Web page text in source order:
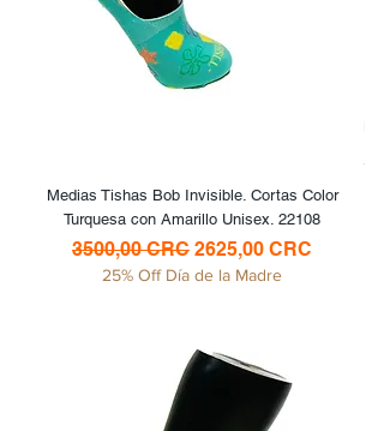
Medias Tishas Bob Invisible. Cortas Color
Turquesa con Amarillo Unisex. 22108
Precio
3500,00 CRC Precio de oferta
2625,00 CRC
25% Off Día de la Madre